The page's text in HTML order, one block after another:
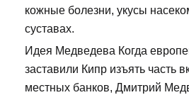
кожные болезни, укусы
суставах.
Идея Медведева Когда
заставили Кипр изъять часть
местных банков, Дмитрий